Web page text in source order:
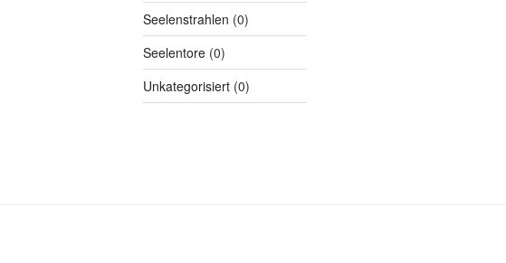
Seelenstrahlen (0)
Seelentore (0)
Unkategorisiert (0)